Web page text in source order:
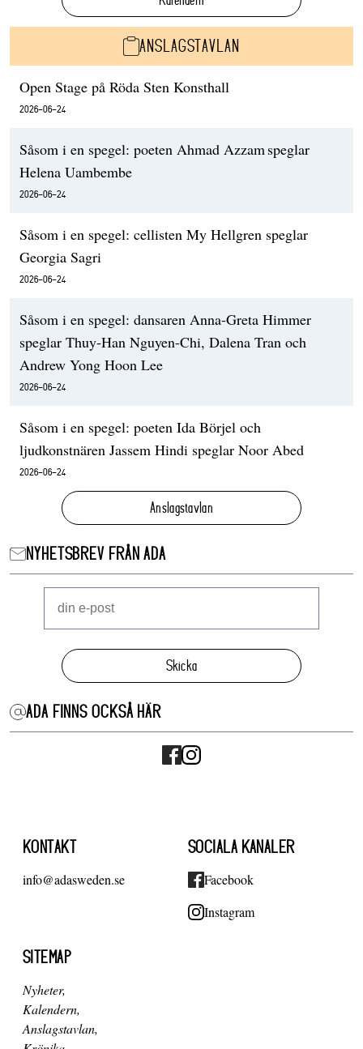
ANSLAGSTAVLAN
Open Stage på Röda Sten Konsthall
2026-06-24
Såsom i en spegel: poeten Ahmad Azzam speglar
Helena Uambembe
2026-06-24
Såsom i en spegel: cellisten My Hellgren speglar
Georgia Sagri
2026-06-24
Såsom i en spegel: dansaren Anna-Greta Himmer
speglar Thuy-Han Nguyen-Chi, Dalena Tran och
Andrew Yong Hoon Lee
2026-06-24
Såsom i en spegel: poeten Ida Börjel och
ljudkonstnären Jassem Hindi speglar Noor Abed
2026-06-24
Anslagstavlan
NYHETSBREV FRÅN ADA
Skicka
ADA FINNS OCKSÅ HÄR
KONTAKT
info@adasweden.se
SOCIALA KANALER
Facebook
Instagram
SITEMAP
Nyheter
Kalendern
Anslagstavlan